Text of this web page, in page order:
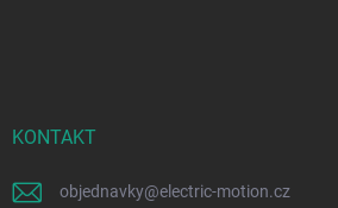
KONTAKT
objednavky@electric-motion.cz